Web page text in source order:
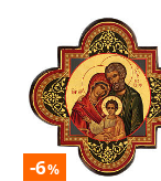
-6%